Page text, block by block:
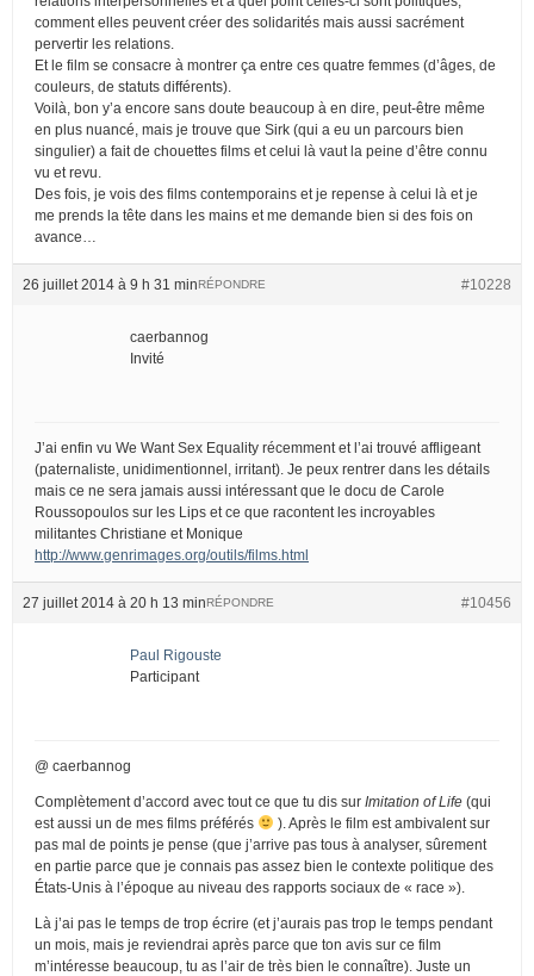
comment elles peuvent créer des solidarités mais aussi sacrément
pervertir les relations.
Et le film se consacre à montrer ça entre ces quatre femmes (d’âges, de
couleurs, de statuts différents).
Voilà, bon y’a encore sans doute beaucoup à en dire, peut-être même
en plus nuancé, mais je trouve que Sirk (qui a eu un parcours bien
singulier) a fait de chouettes films et celui là vaut la peine d’être connu
vu et revu.
Des fois, je vois des films contemporains et je repense à celui là et je
me prends la tête dans les mains et me demande bien si des fois on
avance…
26 juillet 2014 à 9 h 31 min #10228
RÉPONDRE
caerbannog
Invité
J’ai enfin vu We Want Sex Equality récemment et l’ai trouvé affligeant
(paternaliste, unidimentionnel, irritant). Je peux rentrer dans les détails
mais ce ne sera jamais aussi intéressant que le docu de Carole
Roussopoulos sur les Lips et ce que racontent les incroyables
militantes Christiane et Monique
http://www.genrimages.org/outils/films.html
27 juillet 2014 à 20 h 13 min #10456
RÉPONDRE
Paul Rigouste
Participant
@ caerbannog
Complètement d’accord avec tout ce que tu dis sur Imitation of Life (qui
est aussi un de mes films préférés
). Après le film est ambivalent sur
pas mal de points je pense (que j’arrive pas tous à analyser, sûrement
en partie parce que je connais pas assez bien le contexte politique des
États-Unis à l’époque au niveau des rapports sociaux de « race »).
Là j’ai pas le temps de trop écrire (et j’aurais pas trop le temps pendant
un mois, mais je reviendrai après parce que ton avis sur ce film
m’intéresse beaucoup, tu as l’air de très bien le connaître). Juste un